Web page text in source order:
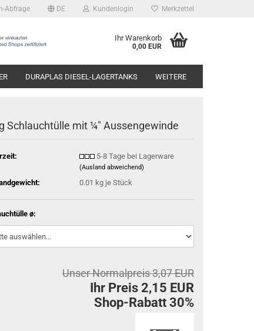
Abfrage DE Kundenlogin Merkzettel
Ihr Warenkorb
0,00 EUR
DURAPLAS DIESEL-LAGERTANKS WEITERE
Schlauchtülle mit ¼" Aussengewinde
5-8 Tage bei Lagerware
(Ausland abweichend)
0.01 kg je Stück
ø:
Unser Normalpreis 3,07 EUR
Ihr Preis 2,15 EUR
Shop-Rabatt 30%